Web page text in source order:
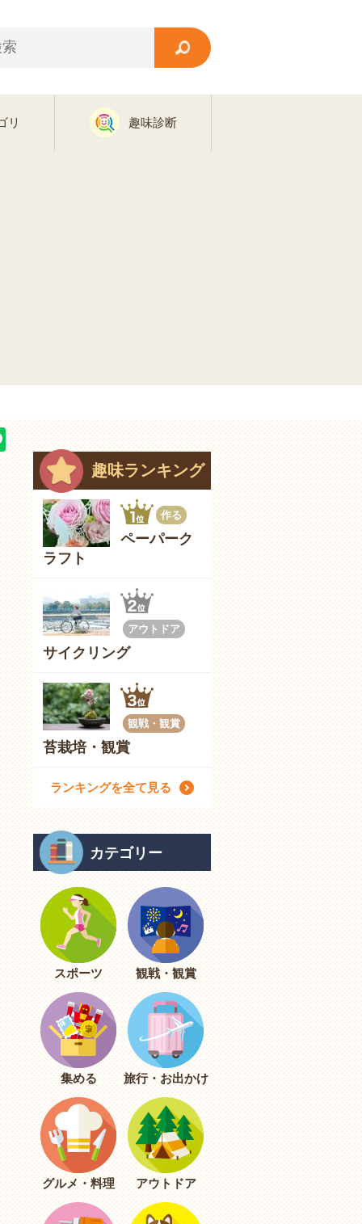
リ 趣味診断
趣味ランキング
作る
ペーパーク
ラフト
アウトドア
サイクリング
観戦・観賞
苔栽培・観賞
ランキングを全て見る
カテゴリー
スポーツ 観戦・観賞
集める 旅行・お出かけ
グルメ・料理 アウトドア